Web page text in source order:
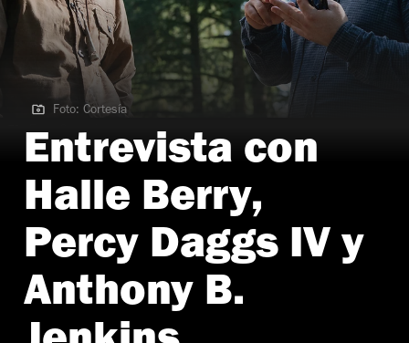
Foto: Cortesía
Foto: Cortesía
Entrevista con
Halle Berry,
Percy Daggs IV y
Anthony B.